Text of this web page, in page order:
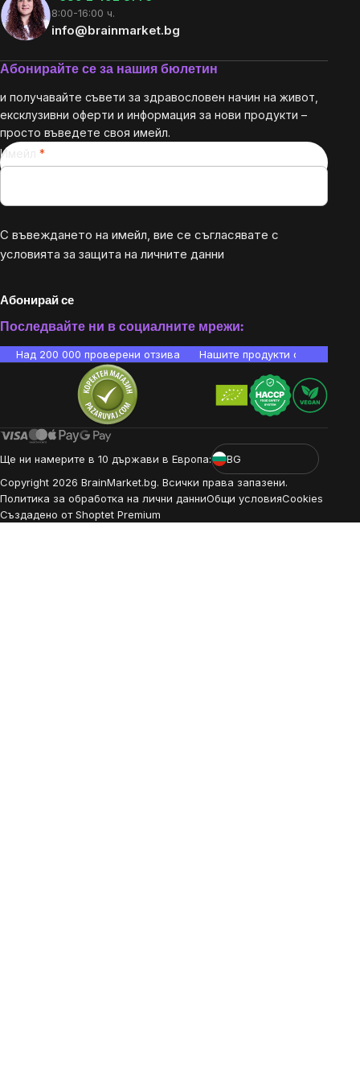
8:00-16:00 ч.
info@brainmarket.bg
Абонирайте се за нашия бюлетин
и получавайте съвети за здравословен начин на живот,
ексклузивни оферти и информация за нови продукти –
просто въведете своя имейл.
Имейл
С въвеждането на имейл, вие се съгласявате с
условията за защита на личните данни
Абонирай се
Последвайте ни в социалните мрежи:
Над 200 000 проверени отзива Нашите продукти са
Ще ни намерите в 10 държави в Европа:
BG
Copyright 2026 BrainMarket.bg. Всички права запазени.
Политика за обработка на лични данниОбщи условияCookies
Създадено от Shoptet Premium